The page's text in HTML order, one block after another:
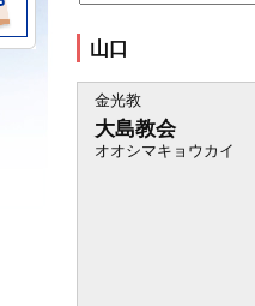
山口
金光教
大島教会
オオシマキョウカイ